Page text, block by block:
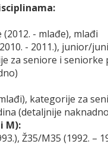
- mlađe), mlađi
- 2011.), junior/
za seniore i seniorke
kategorije za
(detaljnije
M):
Ž35/M35 (1992. –